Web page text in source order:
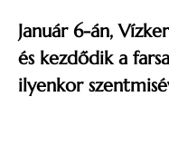
Január 6-án,
és kezdődik a
ilyenkor